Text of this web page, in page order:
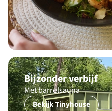
Bijzonder verbijf
Met barrelsauna
Bekijk Tinyhouse